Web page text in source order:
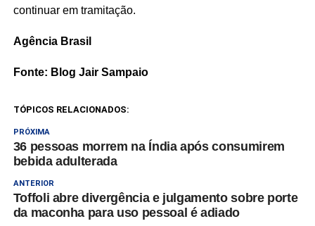
continuar em tramitação.
Agência Brasil
Fonte: Blog Jair Sampaio
TÓPICOS RELACIONADOS:
PRÓXIMA
36 pessoas morrem na Índia após consumirem
bebida adulterada
ANTERIOR
Toffoli abre divergência e julgamento sobre porte
da maconha para uso pessoal é adiado